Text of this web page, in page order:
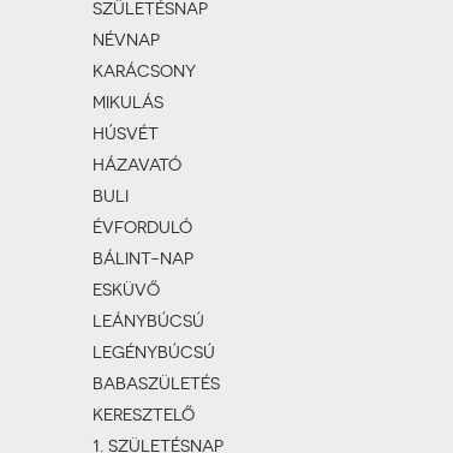
SZÜLETÉSNAP
NÉVNAP
KARÁCSONY
MIKULÁS
HÚSVÉT
HÁZAVATÓ
BULI
ÉVFORDULÓ
BÁLINT-NAP
ESKÜVŐ
LEÁNYBÚCSÚ
LEGÉNYBÚCSÚ
BABASZÜLETÉS
KERESZTELŐ
1. SZÜLETÉSNAP